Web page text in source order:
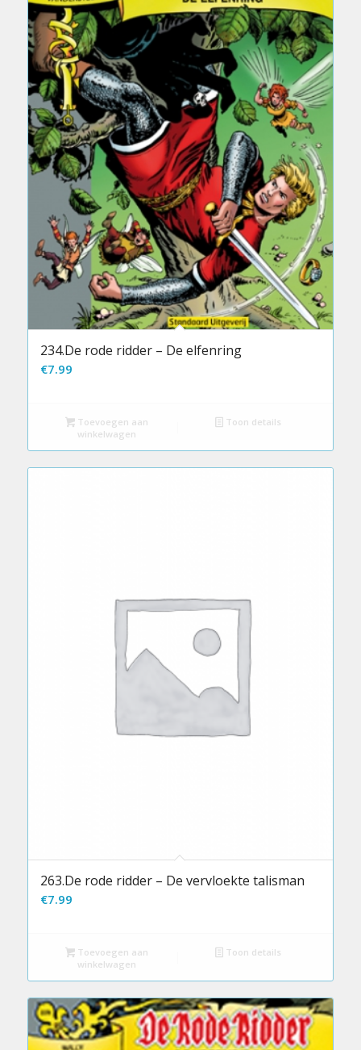
234.De rode ridder – De elfenring
€7.99
Toevoegen aan
winkelwagen
Toon details
263.De rode ridder – De vervloekte talisman
€7.99
Toevoegen aan
winkelwagen
Toon details